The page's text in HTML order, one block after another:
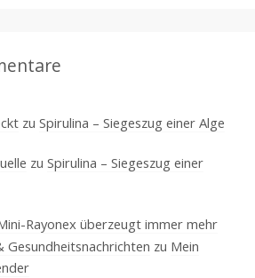
zu Spirulina – Siegeszug einer Alge
zu Spirulina – Siegeszug einer
Rayonex überzeugt immer mehr
zu Mein